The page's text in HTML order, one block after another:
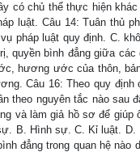
có chủ thể thực hiện
luật. Câu 14: Tuân thủ
pháp luật quy định. C.
quyền bình đẳng giữa
hương ước của thôn,
Câu 16: Theo quy
theo nguyên tắc nào sau
và làm giả hồ sơ để
B. Hình sự. C. Kỉ luật.
đẳng trong quan hệ